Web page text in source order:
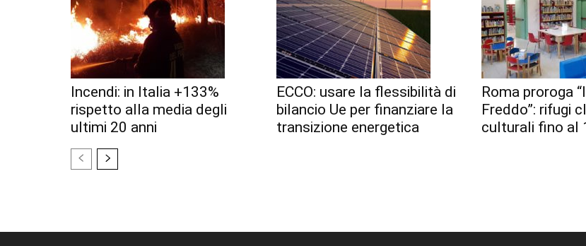
Incendi: in Italia +133%
rispetto alla media degli
ultimi 20 anni
ECCO: usare la flessibilità di
bilancio Ue per finanziare la
transizione energetica
Roma proroga
Freddo”: rifugi
culturali fino al